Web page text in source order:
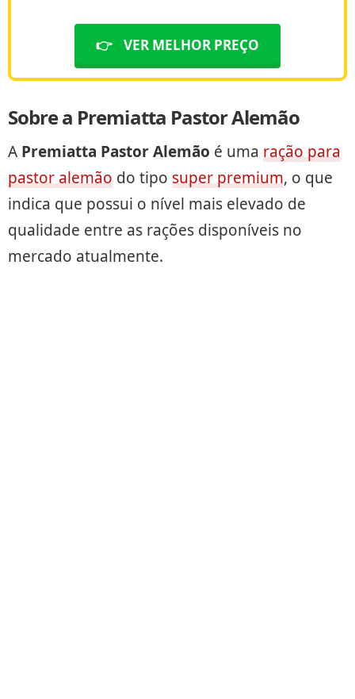
👉 VER MELHOR PREÇO
Sobre a Premiatta Pastor Alemão
A Premiatta Pastor Alemão é uma ração para
pastor alemão do tipo super premium, o que
indica que possui o nível mais elevado de
qualidade entre as rações disponíveis no
mercado atualmente.